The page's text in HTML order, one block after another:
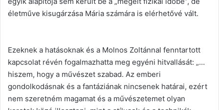
életműve kisugárzása Mária számára is elérhetővé vált.
Ezeknek a hatásoknak és a Molnos Zoltánnal fenntartott
kapcsolat révén fogalmazhatta meg egyéni hitvallását: „…
hiszem, hogy a művészet szabad. Az emberi
gondolkodásnak és a fantáziának nincsenek határai, ezért
nem szeretném magamat és a művészetemet olyan